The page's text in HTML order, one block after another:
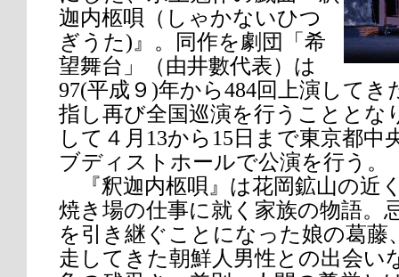
迦内柩唄（しゃかないひつ
ぎうた)』。同作を劇団「希
望舞台」（由井數代表）は
97(平成９)年から484回上演してき
指し再び全国巡演を行うこととな
して４月13から15日まで東京都中
ブディストホールで公演を行う。
『釈迦内柩唄』は花岡鉱山の近
焼き場の仕事に就く家族の物語。
を引き継ぐことになった娘の葛藤
走してきた朝鮮人男性との出会い